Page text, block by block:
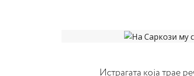
Истрагата која трае